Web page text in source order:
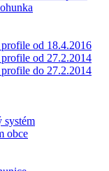
od 18.4.2016
od 27.2.2014
do 27.2.2014
systém
obce